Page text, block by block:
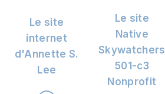
Le site
internet
d'Annette S.
Lee
Le site
Native
Skywatchers
501-c3
Nonprofit